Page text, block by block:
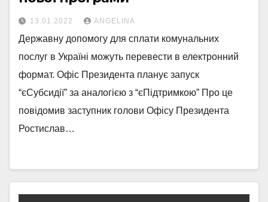
13.01.2022 ANGELINA
Державну допомогу для сплати комунальних
послуг в Україні можуть перевести в електронний
формат. Офіс Президента планує запуск
“єСубсидії” за аналогією з “єПідтримкою” Про це
повідомив заступник голови Офісу Президента
Ростислав…